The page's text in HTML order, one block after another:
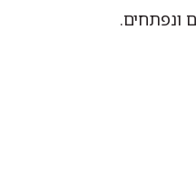
ונפתחים.